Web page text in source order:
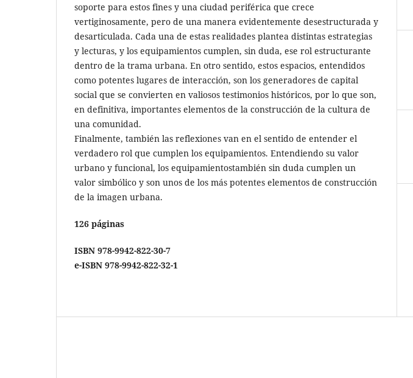
soporte para estos fines y una ciudad periférica que crece
vertiginosamente, pero de una manera evidentemente desestructurada y
desarticulada. Cada una de estas realidades plantea distintas estrategias
y lecturas, y los equipamientos cumplen, sin duda, ese rol estructurante
dentro de la trama urbana. En otro sentido, estos espacios, entendidos
como potentes lugares de interacción, son los generadores de capital
social que se convierten en valiosos testimonios históricos, por lo que son,
en definitiva, importantes elementos de la construcción de la cultura de
una comunidad.
Finalmente, también las reflexiones van en el sentido de entender el
verdadero rol que cumplen los equipamientos. Entendiendo su valor
urbano y funcional, los equipamientostambién sin duda cumplen un
valor simbólico y son unos de los más potentes elementos de construcción
de la imagen urbana.
126 páginas
ISBN 978-9942-822-30-7
e-ISBN 978-9942-822-32-1